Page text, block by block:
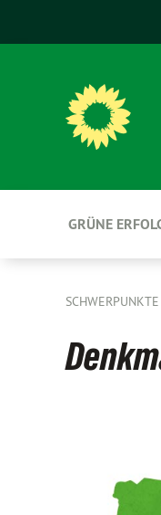
GRÜNE
SCHWERPUNKTE